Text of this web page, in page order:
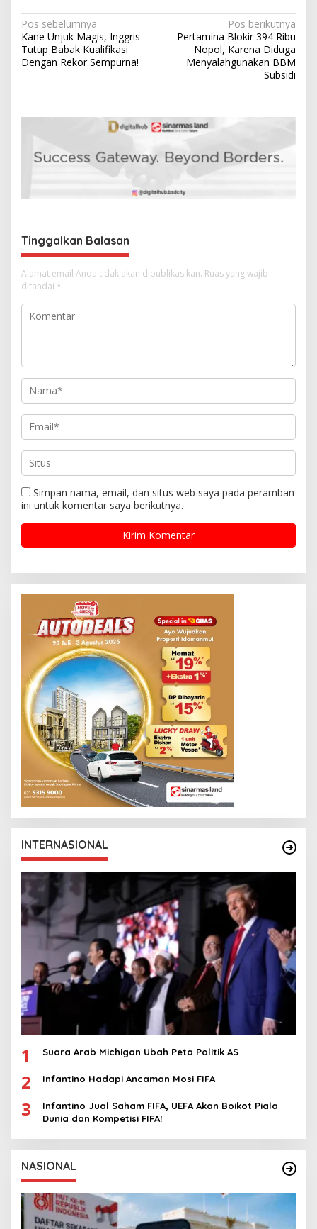
N
a
v
o
Pos sebelumnya
Kane Unjuk Magis, Inggris
Tutup Babak Kualifikasi
Dengan Rekor Sempurna!
Pos berikutnya
Pertamina Blokir 394 Ribu
Nopol, Karena Diduga
Menyalahgunakan BBM
Subsidi
Tinggalkan Balasan
Alamat email Anda tidak akan dipublikasikan. Ruas yang wajib
ditandai *
Simpan nama, email, dan situs web saya pada peramban
ini untuk komentar saya berikutnya.
INTERNASIONAL
1 Suara Arab Michigan Ubah Peta Politik AS
2 Infantino Hadapi Ancaman Mosi FIFA
3
Infantino Jual Saham FIFA, UEFA Akan Boikot Piala
Dunia dan Kompetisi FIFA!
NASIONAL